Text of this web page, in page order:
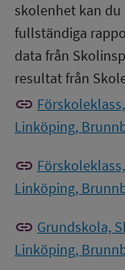
skolenhet kan
fullständiga
data från
resultat från
link
Linköping,
link
Linköping,
link Grundskola,
Linköping,